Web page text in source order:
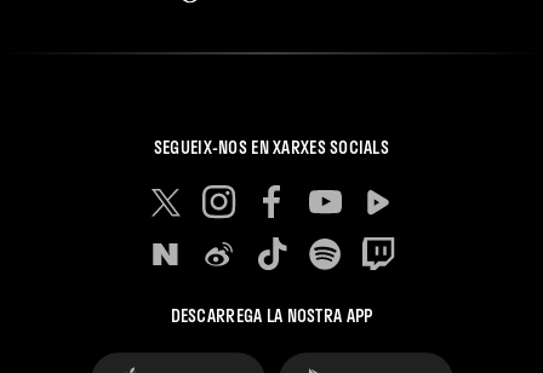
SEGUEIX-NOS EN XARXES SOCIALS
DESCARREGA LA NOSTRA APP